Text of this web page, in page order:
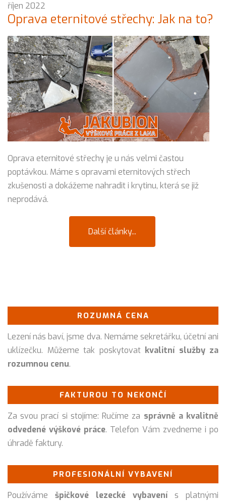
říjen 2022
Oprava eternitové střechy: Jak na to?
Oprava eternitové střechy je u nás velmi častou
poptávkou. Máme s opravami eternitových střech
zkušenosti a dokážeme nahradit i krytinu, která se již
neprodává.
Další články...
ROZUMNÁ CENA
Lezení nás baví, jsme dva. Nemáme sekretářku, účetní ani
uklízečku. Můžeme tak poskytovat kvalitní služby za
rozumnou cenu.
FAKTUROU TO NEKONČÍ
Za svou prací si stojíme: Ručíme za správně a kvalitně
odvedené výškové práce. Telefon Vám zvedneme i po
úhradě faktury.
PROFESIONÁLNÍ VYBAVENÍ
Používáme špičkové lezecké vybavenís platnými